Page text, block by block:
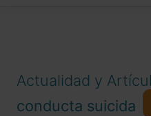
Actualidad y
conducta suicida